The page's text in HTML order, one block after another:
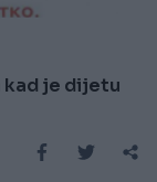
kad je dijetu